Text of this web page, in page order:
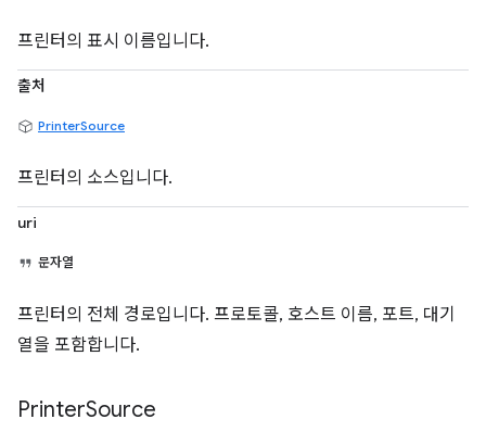
프린터의 표시 이름입니다.
출처
PrinterSource
프린터의 소스입니다.
uri
문자열
프린터의 전체 경로입니다. 프로토콜, 호스트 이름, 포트, 대기
열을 포함합니다.
PrinterSource